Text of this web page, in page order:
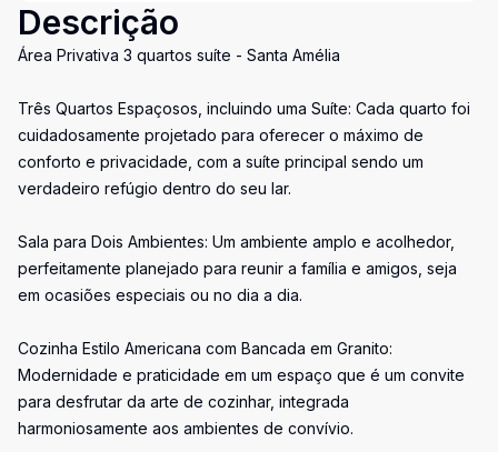
Descrição
Área Privativa 3 quartos suíte - Santa Amélia
Três Quartos Espaçosos, incluindo uma Suíte: Cada quarto foi
cuidadosamente projetado para oferecer o máximo de
conforto e privacidade, com a suíte principal sendo um
verdadeiro refúgio dentro do seu lar.
Sala para Dois Ambientes: Um ambiente amplo e acolhedor,
perfeitamente planejado para reunir a família e amigos, seja
em ocasiões especiais ou no dia a dia.
Cozinha Estilo Americana com Bancada em Granito:
Modernidade e praticidade em um espaço que é um convite
para desfrutar da arte de cozinhar, integrada
harmoniosamente aos ambientes de convívio.